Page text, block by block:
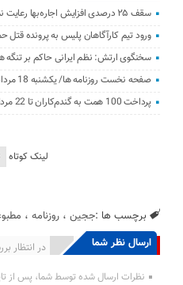
سقف ۲۵ درصدی افزایش اجاره‌بها رعایت نمی‌شود؛ بازار مسکن رها شده است
ورود تیم کارآگاهان پلیس به پرونده قتل
سخنگوی ارتش: نظم ایرانی حاکم بر تنگه
صفحه نخست روزنامه ها/ یکشنبه 18 مرداد 1405
پرداخت 100 همت به گندم‌کاران تا 22 مرداد
لینک کوتاه
برچسب ها :ججین ،روزنامه ،
ارسال نظر شما در انتظار انتشار یافته : 0
نظرات ارسال شده توسط شما، پس از